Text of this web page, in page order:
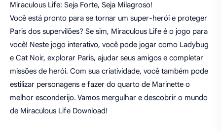
Miraculous Life: Seja Forte, Seja Milagroso!
Você está pronto para se tornar um super-herói e proteger
Paris dos supervilões? Se sim, Miraculous Life é o jogo para
você! Neste jogo interativo, você pode jogar como Ladybug
e Cat Noir, explorar Paris, ajudar seus amigos e completar
missões de herói. Com sua criatividade, você também pode
estilizar personagens e fazer do quarto de Marinette o
melhor esconderijo. Vamos mergulhar e descobrir o mundo
de Miraculous Life Download!